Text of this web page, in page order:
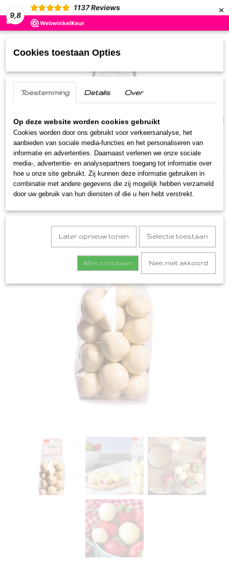
9,8
1137 Reviews ×
(0)
Home >Streekproducten Chocolade
Yoghurt
Aardbei bonbon
Cookies toestaan Opties
Toestemming Details Over
Op deze website worden cookies gebruikt
Cookies worden door ons gebruikt voor verkeersanalyse, het
aanbieden van sociale media-functies en het personaliseren van
informatie en advertenties. Daarnaast verlenen we onze sociale
media-, advertentie- en analysepartners toegang tot informatie over
hoe u onze site gebruikt. Zij kunnen deze informatie gebruiken in
combinatie met andere gegevens die zij mogelijk hebben verzameld
door uw gebruik van hun diensten of die u hen hebt verstrekt.
Later opnieuw tonen Selectie toestaan
Alles toestaan Nee, niet akkoord